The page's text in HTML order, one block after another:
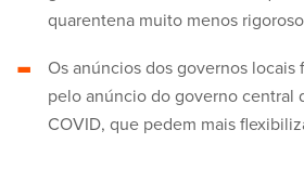
quarentena muito menos
Os anúncios dos governos locais
pelo anúncio do governo central
COVID, que pedem mais